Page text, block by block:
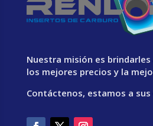
Nuestra misión es
los mejores precios y la
Contáctenos, estamos a sus